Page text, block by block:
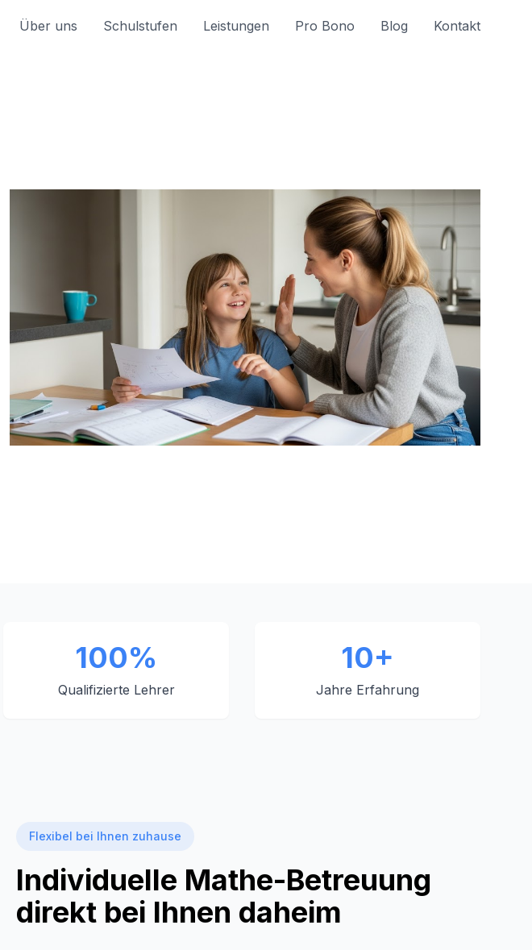
Über uns Schulstufen Leistungen Pro Bono Blog Kontakt
100%
Qualifizierte Lehrer
10+
Jahre Erfahrung
Flexibel bei Ihnen zuhause
Individuelle Mathe-Betreuung
direkt bei Ihnen daheim